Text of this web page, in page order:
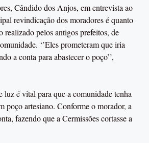
Cândido dos Anjos, em entrevista ao
revindicação dos moradores é quanto
realizado pelos antigos prefeitos, de
‘’Eles prometeram que iria
a conta para abastecer o poço’’,
luz é vital para que a comunidade tenha
poço artesiano. Conforme o morador, a
fazendo que a Cermissões cortasse a